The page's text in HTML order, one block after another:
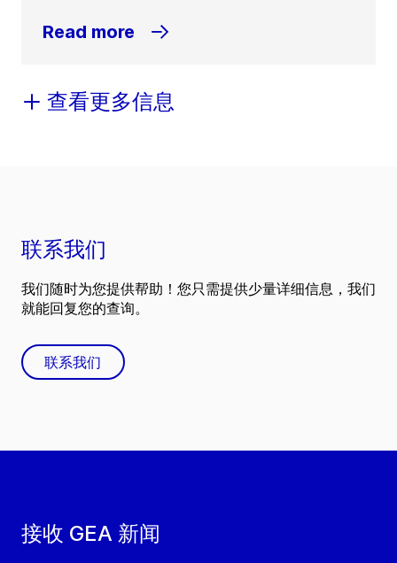
Read more
查看更多信息
接收 GEA 新闻
联系我们
我们随时为您提供帮助！您只需提供少量详细信息，我们
就能回复您的查询。
联系我们